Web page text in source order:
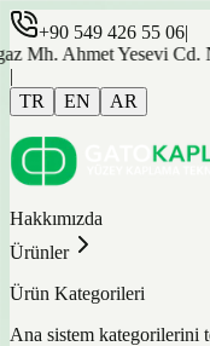
+90 549 426 55 06|
Yesevi Cd. No: 21/9
|
TR
EN AR
Hakkımızda
Ürünler
Ürün Kategorileri
Ana sistem kategorilerini